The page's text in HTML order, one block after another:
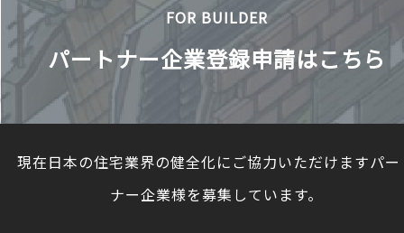
FOR BUILDER
パートナー企業登録申請はこちら
現在日本の住宅業界の健全化にご協力いただけますパ
ナー企業様を募集しています。